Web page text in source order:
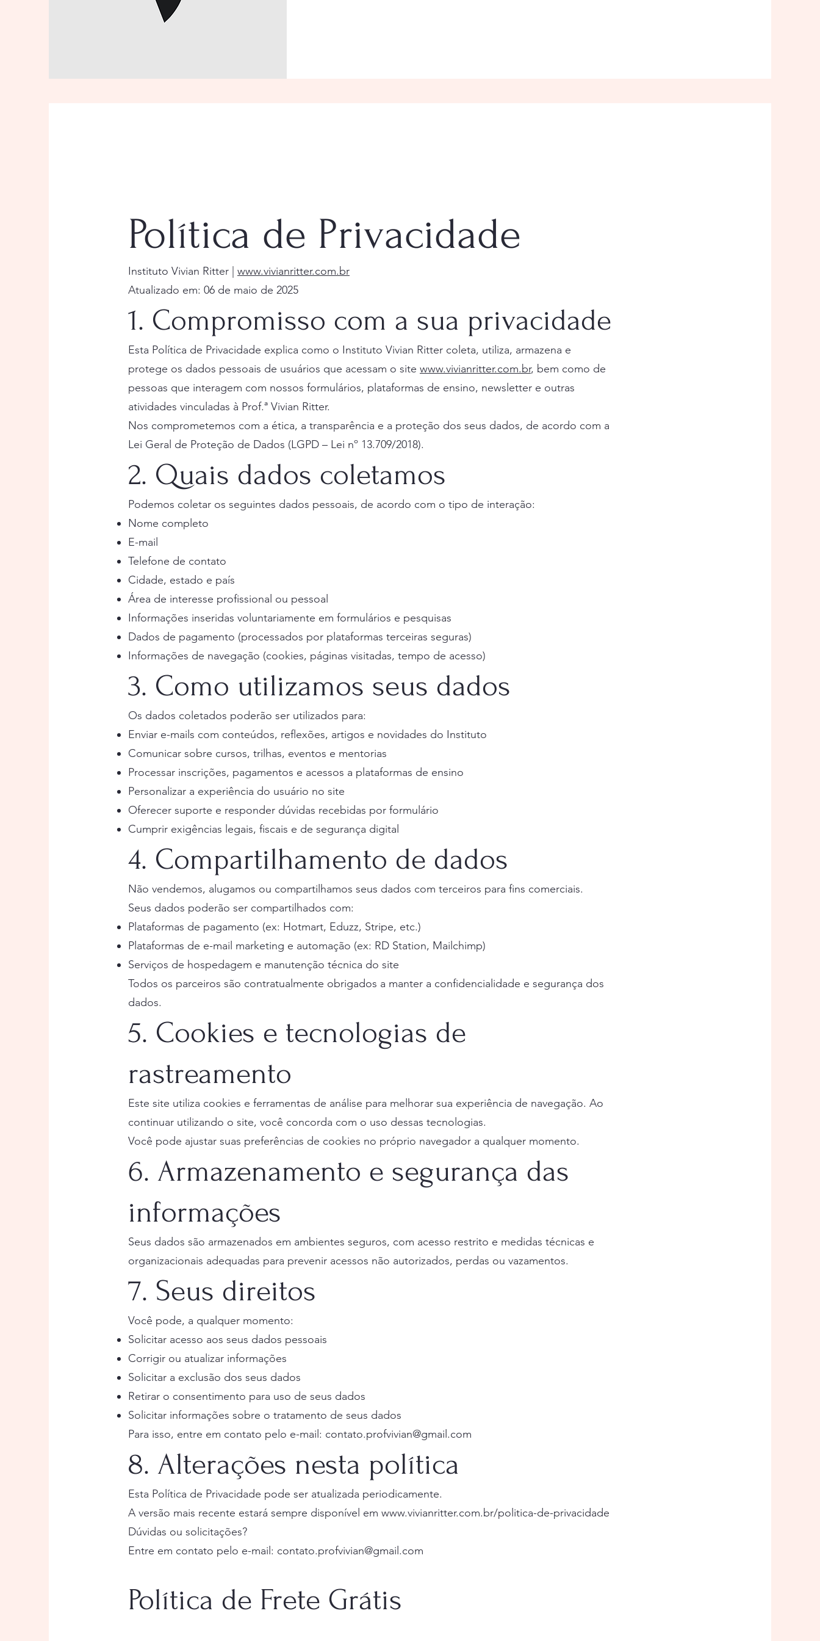
Política de Privacidade
Instituto Vivian Ritter | www.vivianritter.com.br
Atualizado em: 06 de maio de 2025
1. Compromisso com a sua privacidade
Esta Política de Privacidade explica como o Instituto Vivian Ritter coleta, utiliza, armazena e
protege os dados pessoais de usuários que acessam o site www.vivianritter.com.br, bem como de
pessoas que interagem com nossos formulários, plataformas de ensino, newsletter e outras
atividades vinculadas à Prof.ª Vivian Ritter.
Nos comprometemos com a ética, a transparência e a proteção dos seus dados, de acordo com a
Lei Geral de Proteção de Dados (LGPD – Lei nº 13.709/2018).
2. Quais dados coletamos
Podemos coletar os seguintes dados pessoais, de acordo com o tipo de interação:
Nome completo
E-mail
Telefone de contato
Cidade, estado e país
Área de interesse profissional ou pessoal
Informações inseridas voluntariamente em formulários e pesquisas
Dados de pagamento (processados por plataformas terceiras seguras)
Informações de navegação (cookies, páginas visitadas, tempo de acesso)
3. Como utilizamos seus dados
Os dados coletados poderão ser utilizados para:
Enviar e-mails com conteúdos, reflexões, artigos e novidades do Instituto
Comunicar sobre cursos, trilhas, eventos e mentorias
Processar inscrições, pagamentos e acessos a plataformas de ensino
Personalizar a experiência do usuário no site
Oferecer suporte e responder dúvidas recebidas por formulário
Cumprir exigências legais, fiscais e de segurança digital
4. Compartilhamento de dados
Não vendemos, alugamos ou compartilhamos seus dados com terceiros para fins comerciais.
Seus dados poderão ser compartilhados com:
Plataformas de pagamento (ex: Hotmart, Eduzz, Stripe, etc.)
Plataformas de e-mail marketing e automação (ex: RD Station, Mailchimp)
Serviços de hospedagem e manutenção técnica do site
Todos os parceiros são contratualmente obrigados a manter a confidencialidade e segurança dos
dados.
5. Cookies e tecnologias de
rastreamento
Este site utiliza cookies e ferramentas de análise para melhorar sua experiência de navegação. Ao
continuar utilizando o site, você concorda com o uso dessas tecnologias.
Você pode ajustar suas preferências de cookies no próprio navegador a qualquer momento.
6. Armazenamento e segurança das
informações
Seus dados são armazenados em ambientes seguros, com acesso restrito e medidas técnicas e
organizacionais adequadas para prevenir acessos não autorizados, perdas ou vazamentos.
7. Seus direitos
Você pode, a qualquer momento:
Solicitar acesso aos seus dados pessoais
Corrigir ou atualizar informações
Solicitar a exclusão dos seus dados
Retirar o consentimento para uso de seus dados
Solicitar informações sobre o tratamento de seus dados
Para isso, entre em contato pelo e-mail: contato.profvivian@gmail.com
8. Alterações nesta política
Esta Política de Privacidade pode ser atualizada periodicamente.
A versão mais recente estará sempre disponível em www.vivianritter.com.br/politica-de-privacidade
Dúvidas ou solicitações?
Entre em contato pelo e-mail: contato.profvivian@gmail.com
Política de Frete Grátis